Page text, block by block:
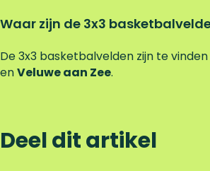
Waar zijn de 3x3
De 3x3 basketbalvelden zijn te
enVeluwe aan Zee.
Deel dit artikel